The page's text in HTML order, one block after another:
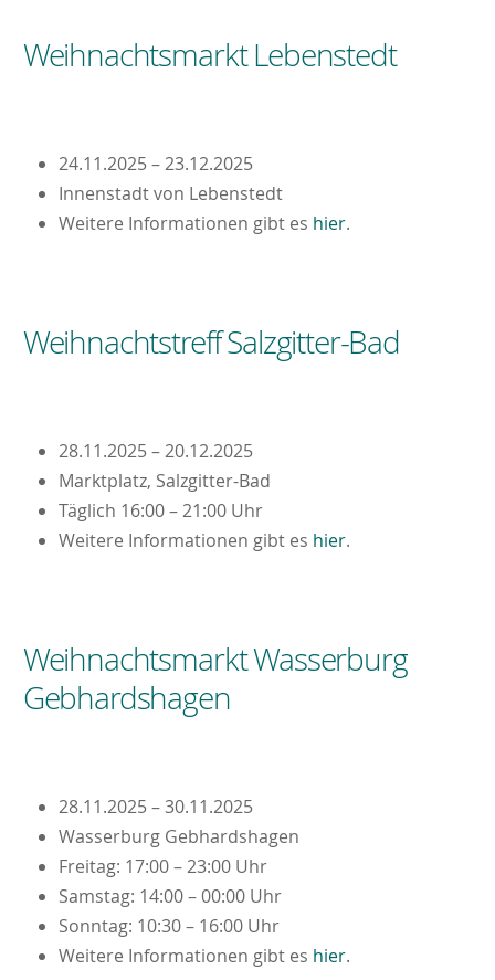
Weihnachtsmarkt Lebenstedt
24.11.2025 – 23.12.2025
Innenstadt von Lebenstedt
Weitere Informationen gibt es hier.
Weihnachtstreff Salzgitter-Bad
28.11.2025 – 20.12.2025
Marktplatz, Salzgitter-Bad
Täglich 16:00 – 21:00 Uhr
Weitere Informationen gibt es hier.
Weihnachtsmarkt Wasserburg
Gebhardshagen
28.11.2025 – 30.11.2025
Wasserburg Gebhardshagen
Freitag: 17:00 – 23:00 Uhr
Samstag: 14:00 – 00:00 Uhr
Sonntag: 10:30 – 16:00 Uhr
Weitere Informationen gibt es hier.